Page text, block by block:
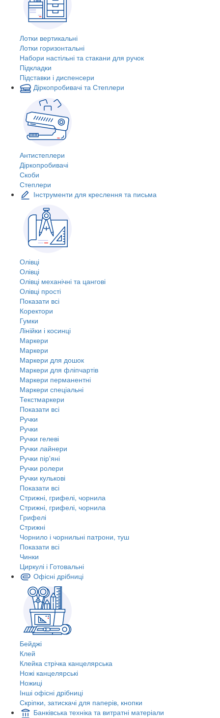
Лотки вертикальні
Лотки горизонтальні
Набори настільні та стакани для ручок
Підкладки
Підставки і диспенсери
Діркопробивачі та Степлери
Антистеплери
Діркопробивачі
Скоби
Степлери
Інструменти для креслення та письма
Олівці
Олівці
Олівці механічні та цангові
Олівці прості
Показати всі
Коректори
Гумки
Лінійки і косинці
Маркери
Маркери
Маркери для дошок
Маркери для фліпчартів
Маркери перманентні
Маркери спеціальні
Текстмаркери
Показати всі
Ручки
Ручки
Ручки гелеві
Ручки лайнери
Ручки пір'яні
Ручки ролери
Ручки кулькові
Показати всі
Стрижні, грифелі, чорнила
Стрижні, грифелі, чорнила
Грифелі
Стрижні
Чорнило і чорнильні патрони, туш
Показати всі
Чинки
Циркулі і Готовальні
Офісні дрібниці
Бейджі
Клей
Клейка стрічка канцелярська
Ножі канцелярські
Ножиці
Інші офісні дрібниці
Скріпки, затискачі для паперів, кнопки
Банківська техніка та витратні матеріали